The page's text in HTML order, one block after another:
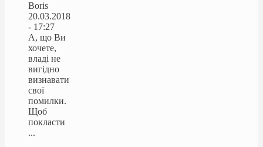
Boris
20.03.2018
- 17:27
А, що Ви
хочете,
владі не
вигідно
визнавати
свої
помилки.
Щоб
покласти
...